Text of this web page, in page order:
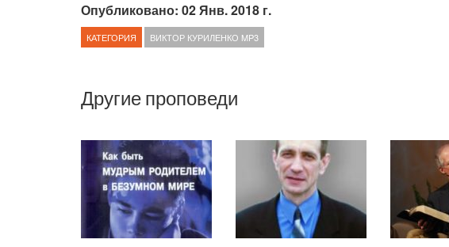
Опубликовано: 02 Янв. 2018 г.
КАТЕГОРИЯ ВИКТОР КУРИЛЕНКО MP3
Другие проповеди